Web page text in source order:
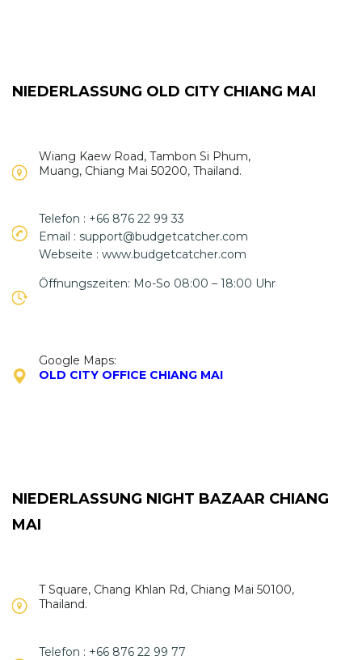
NIEDERLASSUNG OLD CITY CHIANG MAI
Wiang Kaew Road, Tambon Si Phum,
Muang, Chiang Mai 50200, Thailand.
Telefon : +66 876 22 99 33
Email : support@budgetcatcher.com
Webseite : www.budgetcatcher.com
Öffnungszeiten: Mo-So 08:00 – 18:00 Uhr
Google Maps:
OLD CITY OFFICE CHIANG MAI
NIEDERLASSUNG NIGHT BAZAAR CHIANG
MAI
T Square, Chang Khlan Rd, Chiang Mai 50100,
Thailand.
Telefon : +66 876 22 99 77